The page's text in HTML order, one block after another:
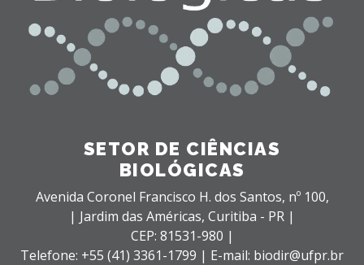
SETOR DE CIÊNCIAS
BIOLÓGICAS
Avenida Coronel Francisco H. dos Santos, nº 100,
| Jardim das Américas, Curitiba - PR |
CEP: 81531-980 |
Telefone: +55 (41) 3361-1799 | E-mail: biodir@ufpr.br